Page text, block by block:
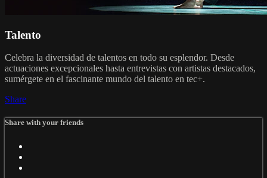
Talento
Celebra la diversidad de talentos en todo su esplendor. Desde
actuaciones excepcionales hasta entrevistas con artistas destacados,
sumérgete en el fascinante mundo del talento en tec+.
Share
Share with your friends